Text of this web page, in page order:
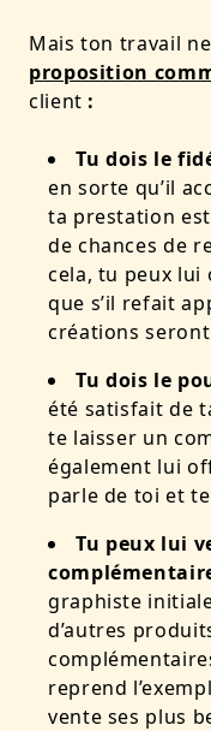
Mais ton travail
proposition
client :
Tu dois le
en sorte qu’il
ta prestation
de chances de
cela, tu peux
que s’il refait
créations
Tu dois le
été satisfait de
te laisser un
également lui
parle de toi et
Tu peux lui
graphiste
d’autres
reprend
vente ses plus